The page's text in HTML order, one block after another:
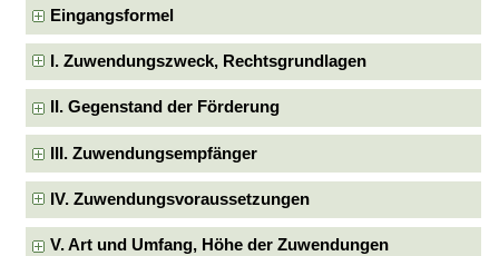
Eingangsformel
I. Zuwendungszweck, Rechtsgrundlagen
II. Gegenstand der Förderung
III. Zuwendungsempfänger
IV. Zuwendungsvoraussetzungen
V. Art und Umfang, Höhe der Zuwendungen